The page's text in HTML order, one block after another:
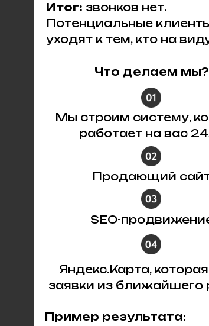
Итог: звонков нет.
Потенциальные
уходят к тем, кто на
Что делаем мы?
Мы строим систему,
работает на вас
Продающий
SEO-
Яндекс.Карта,
заявки из ближайшего
Пример результата: